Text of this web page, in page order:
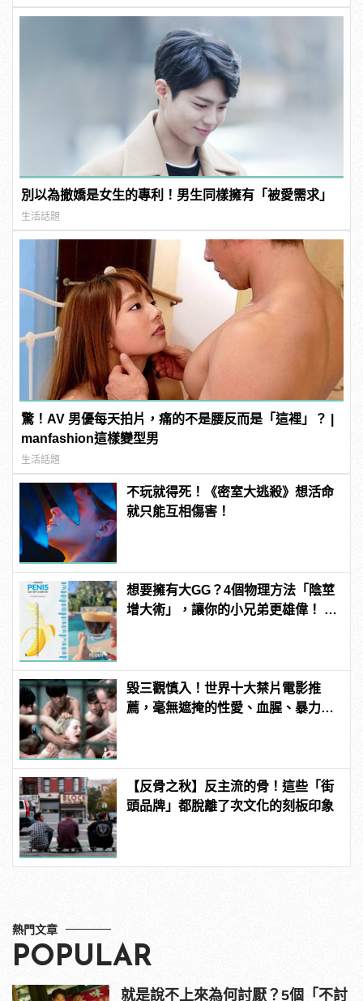
別以為撤嬌是女生的專利！男生同樣擁有「被愛需求」
生活話題
驚！AV 男優每天拍片，痛的不是腰反而是「這裡」？ |
manfashion這樣變型男
生活話題
不玩就得死！《密室大逃殺》想活命
就只能互相傷害！
想要擁有大GG？4個物理方法「陰莖
增大術」，讓你的小兄弟更雄偉！ |
毀三觀慎入！世界十大禁片電影推
薦，毫無遮掩的性愛、血腥、暴力、
【反骨之秋】反主流的骨！這些「街
頭品牌」都脫離了次文化的刻板印象
熱門文章
POPULAR
就是說不上來為何討厭？5個「不討